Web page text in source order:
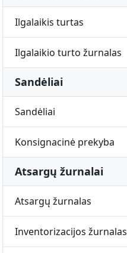
Ilgalaikis turtas
Ilgalaikio turto žurnalas
Sandėliai
Sandėliai
Konsignacinė prekyba
Atsargų žurnalai
Atsargų žurnalas
Inventorizacijos žurnalas